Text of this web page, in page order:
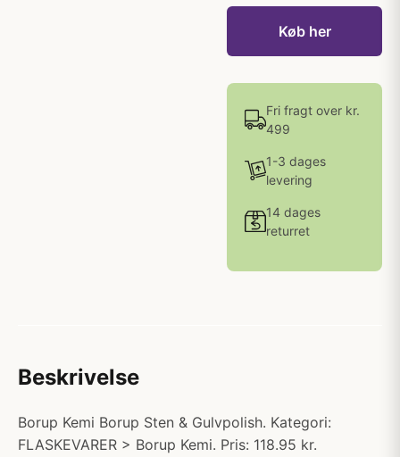
Køb her
Fri fragt over kr.
499
1-3 dages
levering
14 dages
returret
Beskrivelse
Borup Kemi Borup Sten & Gulvpolish. Kategori:
FLASKEVARER > Borup Kemi. Pris: 118.95 kr.